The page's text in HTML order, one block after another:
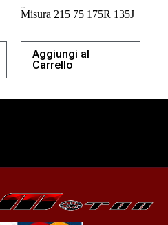
Misura 215 75 175R 135J
Aggiungi al
Carrello